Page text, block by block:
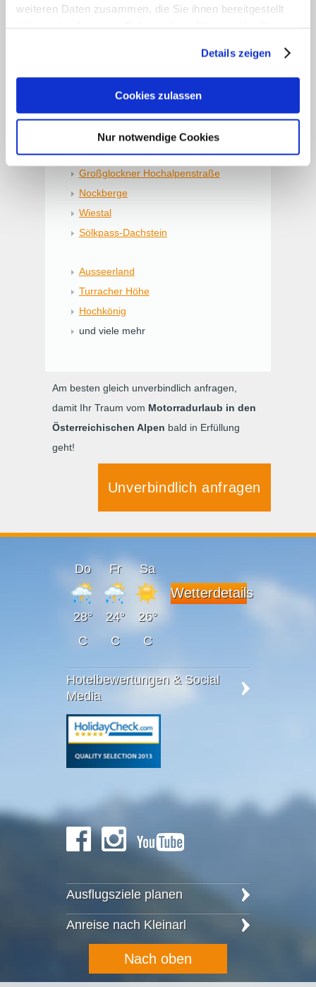
weiteren Daten zusammen, die Sie ihnen bereitgestellt
Details zeigen
Cookies zulassen
Nur notwendige Cookies
Wellnessbereichmit Sauna neue Energie. Als
kostenfreien Eintritt in die
Motorrad-Touren im
Überblick
Großglockner Hochalpenstraße
Nockberge
Wiestal
Sölkpass-Dachstein
Ausseerland
Turracher Höhe
Hochkönig
und viele mehr
Am besten gleich unverbindlich anfragen,
damit Ihr Traum vom Motorradurlaub in den
Österreichischen Alpen bald in Erfüllung
geht!
Unverbindlich anfragen
Do
28°
C
Fr
24°
C
Sa
26°
C
Wetterdetails
Hotelbewertungen & Social
Media
Ausflugsziele planen
Anreise nach Kleinarl
Nach oben